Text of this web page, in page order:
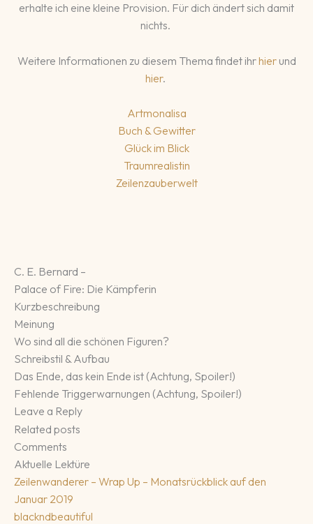
erhalte ich eine kleine Provision. Für dich ändert sich damit
nichts.
Weitere Informationen zu diesem Thema findet ihrhierund
hier.
Artmonalisa
Buch & Gewitter
Glück im Blick
Traumrealistin
Zeilenzauberwelt
C. E. Bernard –
Palace of Fire: Die Kämpferin
Kurzbeschreibung
Meinung
Wo sind all die schönen Figuren?
Schreibstil & Aufbau
Das Ende, das kein Ende ist (Achtung, Spoiler!)
Fehlende Triggerwarnungen (Achtung, Spoiler!)
Leave a Reply
Related posts
Comments
Aktuelle Lektüre
Zeilenwanderer – Wrap Up – Monatsrückblick auf den
Januar 2019
blackndbeautiful